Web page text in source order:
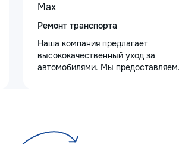
Max
Ремонт транспорта
Наша компания предлагает
высококачественный уход за
автомобилями. Мы предоставляем
защитными пленками, полировку